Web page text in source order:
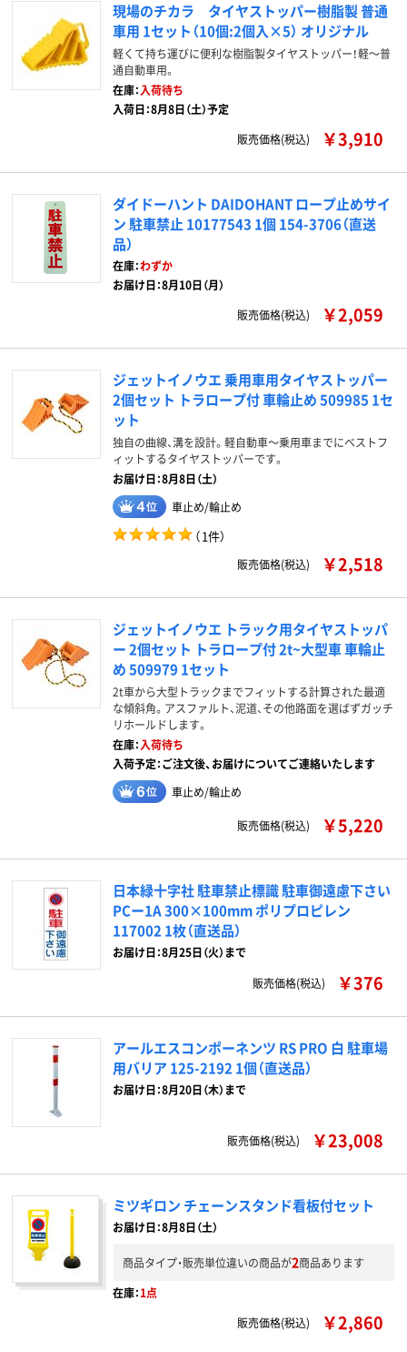
現場のチカラ タイヤストッパー樹脂製 普通
車用 1セット（10個:2個入×5） オリジナル
軽くて持ち運びに便利な樹脂製タイヤストッパー！軽～普
通自動車用。
在庫：入荷待ち
入荷日：8月8日（土）予定
販売価格(税込)
￥3,910
ダイドーハント DAIDOHANT ロープ止めサイ
ン 駐車禁止 10177543 1個 154-3706（直送
品）
在庫：わずか
お届け日：8月10日（月）
販売価格(税込)
￥2,059
ジェットイノウエ 乗用車用タイヤストッパー
2個セット トラロープ付 車輪止め 509985 1セ
ット
独自の曲線、溝を設計。軽自動車～乗用車までにベストフ
ィットするタイヤストッパーです。
お届け日：8月8日（土）
車止め/輪止め
（1件）
販売価格(税込) ￥2,518
ジェットイノウエ トラック用タイヤストッパ
ー 2個セット トラロープ付 2t~大型車 車輪止
め 509979 1セット
2t車から大型トラックまでフィットする計算された最適
な傾斜角。アスファルト、泥道、その他路面を選ばずガッチ
リホールドします。
在庫：入荷待ち
入荷予定：ご注文後、お届けについてご連絡いたします
車止め/輪止め
販売価格(税込) ￥5,220
日本緑十字社 駐車禁止標識 駐車御遠慮下さい
PCー1A 300×100mm ポリプロピレン
117002 1枚（直送品）
お届け日：8月25日（火）まで
販売価格(税込)
￥376
アールエスコンポーネンツ RS PRO 白 駐車場
用バリア 125-2192 1個（直送品）
お届け日：8月20日（木）まで
販売価格(税込) ￥23,008
ミツギロン チェーンスタンド看板付セット
お届け日：8月8日（土）
商品タイプ・販売単位違いの商品が2商品あります
在庫：1点
販売価格(税込)
￥2,860